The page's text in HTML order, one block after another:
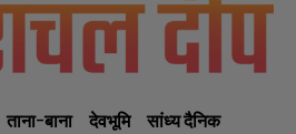
ताना-बाना देवभूमि
सांध्य दैनिक